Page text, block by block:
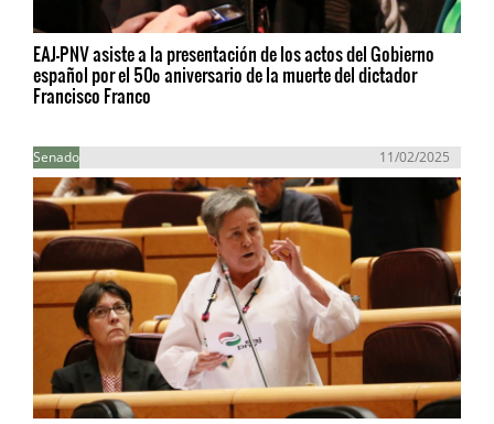
EAJ-PNV asiste a la presentación de los actos del Gobierno
español por el 50º aniversario de la muerte del dictador
Francisco Franco
Senado 11/02/2025